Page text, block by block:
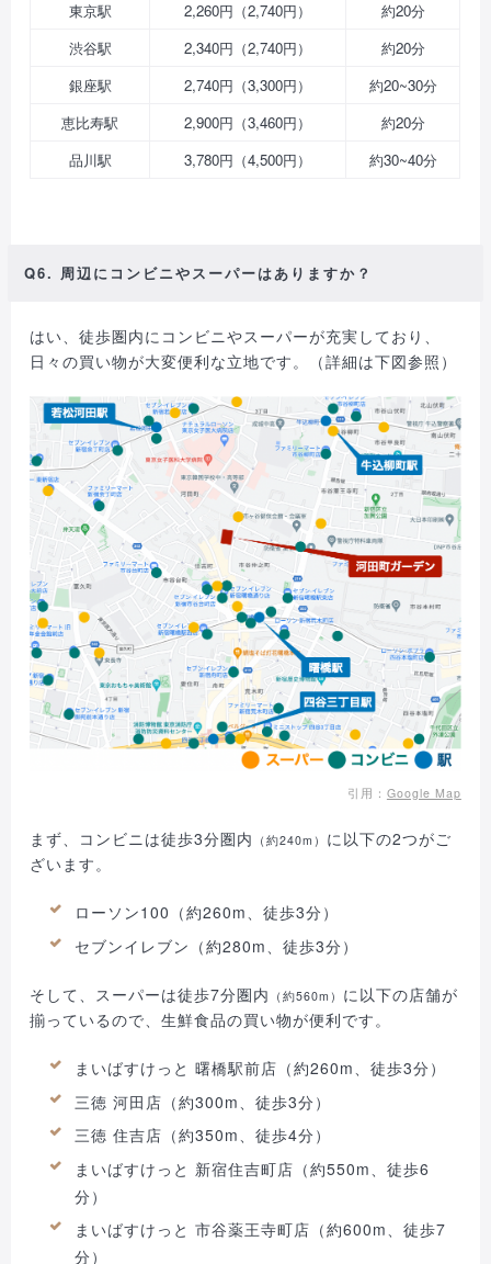
東京駅 2,260円（2,740円）
約20分
渋谷駅
2,340円（2,740円）
約20分
銀座駅
2,740円（3,300円）
約20~30分
恵比寿駅
2,900円（3,460円）
約20分
品川駅
3,780円（4,500円） 約30~40分
Q6. 周辺にコンビニやスーパーはありますか？
はい、徒歩圏内にコンビニやスーパーが充実しており、
日々の買い物が大変便利な立地です。（詳細は下図参照）
引用： Google Map
まず、コンビニは徒歩3分圏内 （約240m） に以下の2つがご
ざいます。
ローソン100（約260m、徒歩3分）
セブンイレブン（約280m、徒歩3分）
そして、スーパーは徒歩7分圏内 （約560m） に以下の店舗が
揃っているので、生鮮食品の買い物が便利です。
まいばすけっと 曙橋駅前店（約260m、徒歩3分）
三徳 河田店（約300m、徒歩3分）
三徳 住吉店（約350m、徒歩4分）
まいばすけっと 新宿住吉町店（約550m、徒歩6
分）
まいばすけっと 市谷薬王寺町店（約600m、徒歩7
分）